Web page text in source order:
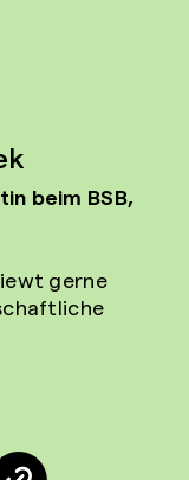
beim BSB,
gerne